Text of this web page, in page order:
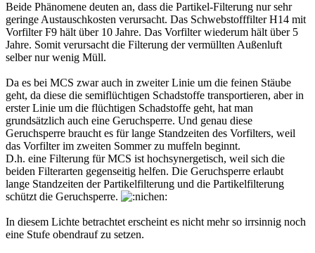
Beide Phänomene deuten an, dass die Partikel-Filterung nur sehr
geringe Austauschkosten verursacht. Das Schwebstofffilter H14 mit
Vorfilter F9 hält über 10 Jahre. Das Vorfilter wiederum hält über 5
Jahre. Somit verursacht die Filterung der vermüllten Außenluft
selber nur wenig Müll.
Da es bei MCS zwar auch in zweiter Linie um die feinen Stäube
geht, da diese die semiflüchtigen Schadstoffe transportieren, aber in
erster Linie um die flüchtigen Schadstoffe geht, hat man
grundsätzlich auch eine Geruchsperre. Und genau diese
Geruchsperre braucht es für lange Standzeiten des Vorfilters, weil
das Vorfilter im zweiten Sommer zu muffeln beginnt.
D.h. eine Filterung für MCS ist hochsynergetisch, weil sich die
beiden Filterarten gegenseitig helfen. Die Geruchsperre erlaubt
lange Standzeiten der Partikelfilterung und die Partikelfilterung
schützt die Geruchsperre.
In diesem Lichte betrachtet erscheint es nicht mehr so irrsinnig noch
eine Stufe obendrauf zu setzen.